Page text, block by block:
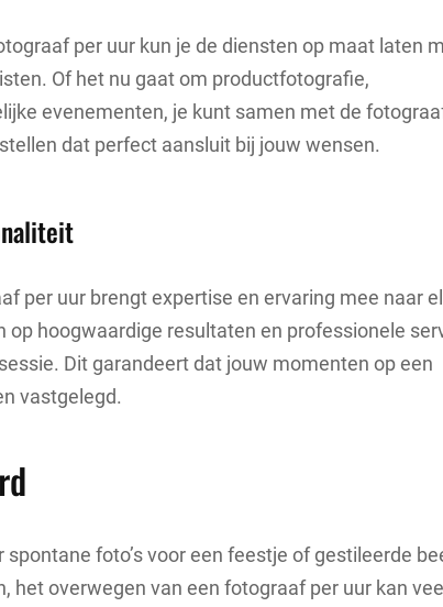
per uur kun je de diensten op maat laten
Of het nu gaat om productfotografie,
evenementen, je kunt samen met de
dat perfect aansluit bij jouw wensen.
per uur brengt expertise en ervaring mee naar
op hoogwaardige resultaten en professionele
Dit garandeert dat jouw momenten op een
vastgelegd.
spontane foto’s voor een feestje of gestileerde
het overwegen van een fotograaf per uur kan veel